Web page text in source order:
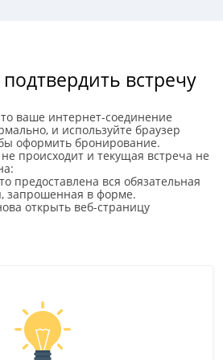
встречу
ваше интернет-соединение
и используйте браузер
оформить бронирование.
происходит и текущая встреча не
предоставлена вся обязательная
запрошенная в форме.
открыть веб-страницу